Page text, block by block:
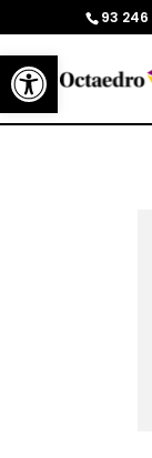
Abrir barra de
93